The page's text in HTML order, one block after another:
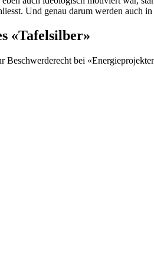
Und genau darum werden auch
«Tafelsilber»
Beschwerderecht bei